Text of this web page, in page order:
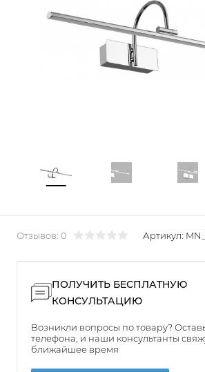
Отзывов: 0 Артикул:
ПОЛУЧИТЬ БЕСПЛАТНУЮ
КОНСУЛЬТАЦИЮ
Возникли вопросы по товару?
телефона, и наши консультанты
ближайшее время